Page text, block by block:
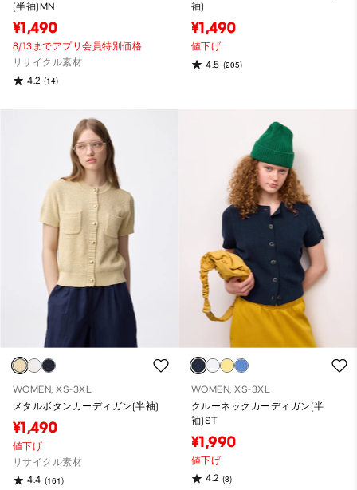
(半袖)MN
¥1,490
8/13までアプリ会員特別価格
リサイクル素材
4.2 (14)
袖)
¥1,490
値下げ
4.5 (205)
WOMEN, XS-3XL
メタルボタンカーディガン(半袖)
¥1,490
値下げ
リサイクル素材
4.4 (161)
WOMEN, XS-3XL
クルーネックカーディガン(半
袖)ST
¥1,990
値下げ
4.2 (8)